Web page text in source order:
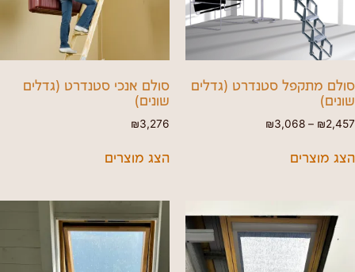
סולם מתקפל סטנדרט (גדלים
שונים)
₪2,457
–
₪3,068
הצג מוצרים
סולם אנכי סטנדרט (גדלים
שונים)
₪3,276
הצג מוצרים